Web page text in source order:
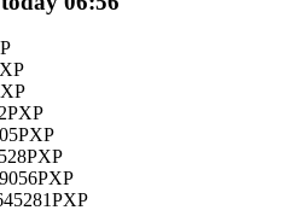
PXP
PXP
PXP
PXP
PXP